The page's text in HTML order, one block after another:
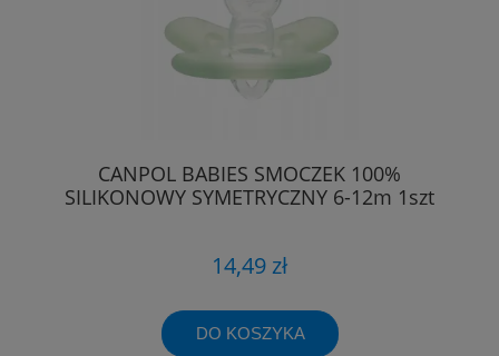
CANPOL BABIES SMOCZEK 100%
SILIKONOWY SYMETRYCZNY 6-12m 1szt
14,49 zł
DO KOSZYKA